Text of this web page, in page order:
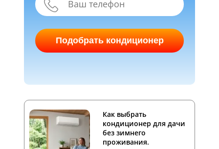
Подобрать кондиционер
Как выбрать
кондиционер для дачи
без зимнего
проживания.